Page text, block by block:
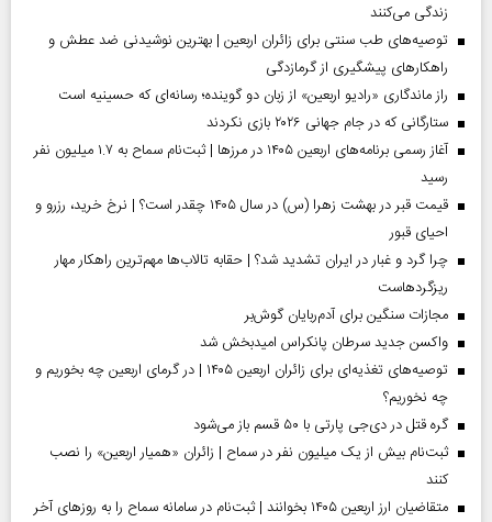
زندگی می‌کنند
توصیه‌های طب سنتی برای زائران اربعین | بهترین نوشیدنی ضد عطش و
راهکارهای پیشگیری از گرمازدگی
راز ماندگاری «رادیو اربعین» از زبان دو گوینده؛ رسانه‌ای که حسینیه است
ستارگانی که در جام جهانی ۲۰۲۶ بازی نکردند
آغاز رسمی برنامه‌های اربعین ۱۴۰۵ در مرز‌ها | ثبت‌نام سماح به ۱.۷ میلیون نفر
رسید
قیمت قبر در بهشت زهرا (س) در سال ۱۴۰۵ چقدر است؟ | نرخ خرید، رزرو و
احیای قبور
چرا گرد و غبار در ایران تشدید شد؟ | حقابه تالاب‌ها مهم‌ترین راهکار مهار
ریزگردهاست
مجازات سنگین برای آدم‌ربایان گوش‌بر
واکسن جدید سرطان پانکراس امیدبخش شد
توصیه‌های تغذیه‌ای برای زائران اربعین ۱۴۰۵ | در گرمای اربعین چه بخوریم و
چه نخوریم؟
گره قتل در دی‌جی پارتی با ۵۰ قسم باز می‌شود
ثبت‌نام بیش از یک میلیون نفر در سماح | زائران «همیار اربعین» را نصب
کنند
متقاضیان ارز اربعین ۱۴۰۵ بخوانند | ثبت‌نام در سامانه سماح را به روز‌های آخر